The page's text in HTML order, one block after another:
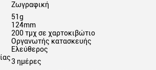
Ζωγραφική
51g
124mm
200 τμχ σε χαρτοκιβώτιο
Οργανωτής κατασκευής
Ελεύθερος
3 ημέρες